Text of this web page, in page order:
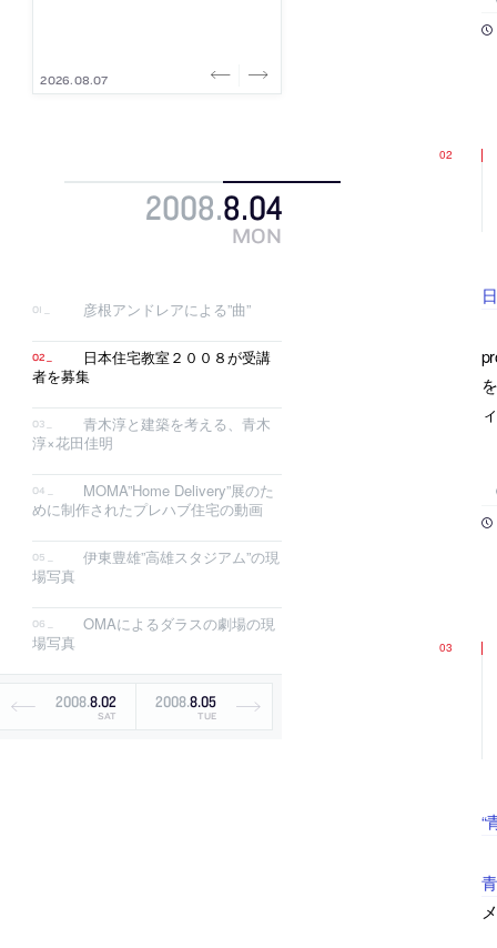
2026.08.07
2026.08.03
2026.08.03
2026.07.31
2026.07.30
2008.8.04
MON
彦根アンドレアによる”曲”
日本住宅教室２００８が受講
者を募集
青木淳と建築を考える、青木
淳×花田佳明
MOMA”Home Delivery”展のた
めに制作されたプレハブ住宅の動画
伊東豊雄”高雄スタジアム”の現
場写真
OMAによるダラスの劇場の現
場写真
2008.8.02
SAT
2008.8.05
TUE
“